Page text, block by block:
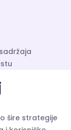
šire strategije